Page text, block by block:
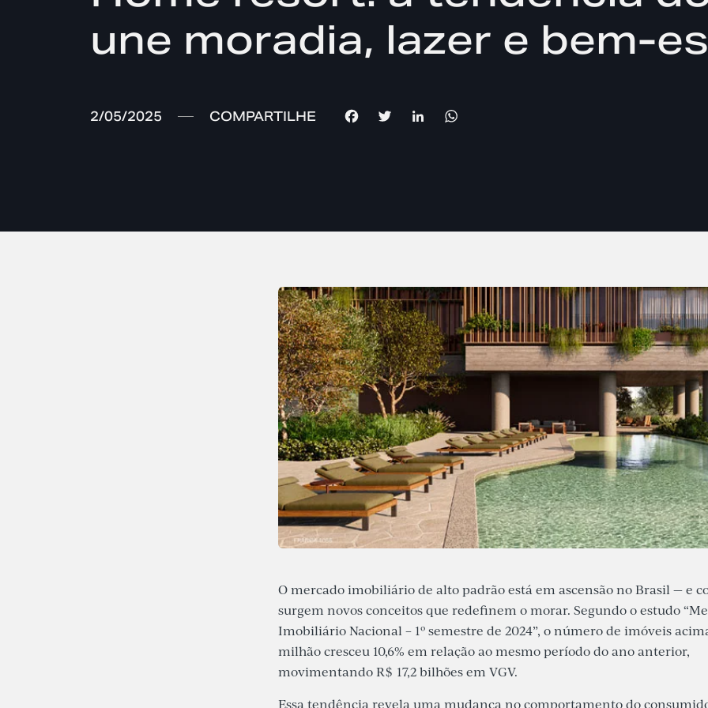
une moradia, lazer e bem-
2/05/2025 COMPARTILHE Facebook
TwitterLinkedIn
O mercado imobiliário de alto padrão está em ascensão no Brasil — e
surgem novos conceitos que redefinem o morar. Segundo o estudo
Imobiliário Nacional – 1º semestre de 2024”, o número de imóveis
milhão cresceu 10,6% em relação ao mesmo período do ano anterior,
movimentando R$ 17,2 bilhões em VGV.
Essa tendência revela uma mudança no comportamento do